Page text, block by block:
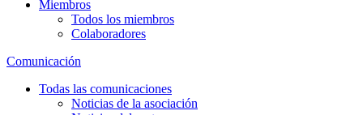
Miembros
Todos los miembros
Colaboradores
Comunicación
Todas las comunicaciones
Noticias de la asociación